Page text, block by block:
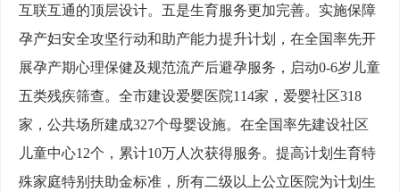
互联互通的顶层设计。五是生育服务更加完善。实施保障
孕产妇安全攻坚行动和助产能力提升计划，在全国率先开
展孕产期心理保健及规范流产后避孕服务，启动0-6岁儿童
五类残疾筛查。全市建设爱婴医院114家，爱婴社区318
家，公共场所建成327个母婴设施。在全国率先建设社区
儿童中心12个，累计10万人次获得服务。提高计划生育特
殊家庭特别扶助金标准，所有二级以上公立医院为计划生